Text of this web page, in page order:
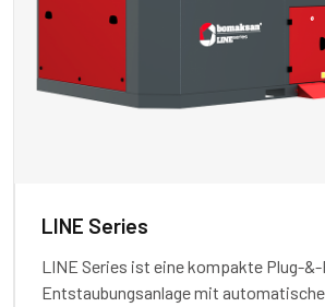
LINE Series
LINE Series ist eine kompakte Plug-
Entstaubungsanlage mit